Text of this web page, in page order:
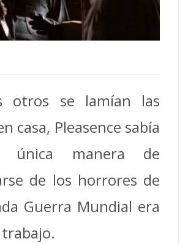
otros se lamían las
casa, Pleasence sabía
manera de
de los horrores de
Guerra Mundial era